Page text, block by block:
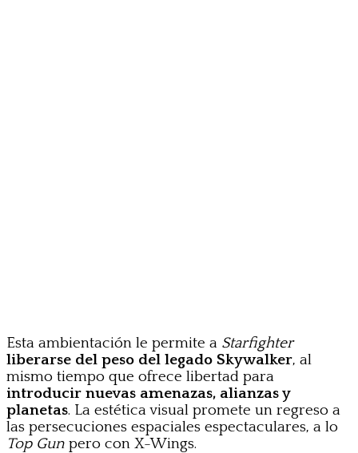
Esta ambientación le permite a Starfighter
liberarse del peso del legado Skywalker, al
mismo tiempo que ofrece libertad para
introducir nuevas amenazas, alianzas y
planetas. La estética visual promete un regreso a
las persecuciones espaciales espectaculares, a lo
Top Gun pero con X-Wings.